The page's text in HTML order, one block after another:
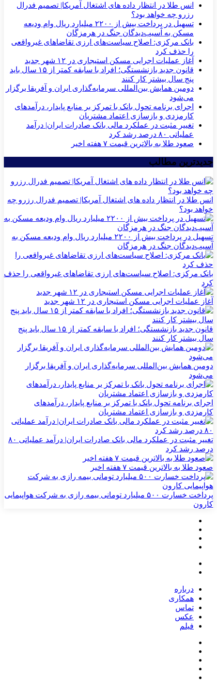
انس طلا در انتظار داده های اشتغال آمریکا| تصمیم فدرال
رزرو چه خواهد بود؟
تسهیل در پرداخت بیش از ۲۲۰۰ میلیارد ریال وام ودیعه
مسکن به آسیب‌دیدگان جنگ در هرمزگان
بانک مرکزی: اصلاح سیاست‌های ارزی تقاضاهای غیرواقعی
را حذف کرد
آغاز عملیات اجرایی مسکن استیجاری در ۱۲ شهر جدید
قانون جدید بازنشستگی؛ افراد با سابقه کمتر از ۱۵ سال باید
پنج سال بیشتر کار کنند
دومین همایش بین‌المللی سرمایه‌گذاری ایران و آفریقا برگزار
می‌شود
اجرای برنامه تحول بانک با تمرکز بر منابع پایدار، درآمدهای
کارمزدی و بازسازی اعتماد مشتریان
تغییر مثبت در عملکرد مالی بانک صادرات ایران| درآمد
عملیاتی ۸۰ درصد رشد کرد
صعود طلا به بالاترین قیمت ۷ هفته اخیر
جدیدترین مطالب
انس طلا در انتظار داده های اشتغال آمریکا| تصمیم فدرال رزرو چه
خواهد بود؟
تسهیل در پرداخت بیش از ۲۲۰۰ میلیارد ریال وام ودیعه مسکن به
آسیب‌دیدگان جنگ در هرمزگان
بانک مرکزی: اصلاح سیاست‌های ارزی تقاضاهای غیرواقعی را حذف
کرد
آغاز عملیات اجرایی مسکن استیجاری در ۱۲ شهر جدید
قانون جدید بازنشستگی؛ افراد با سابقه کمتر از ۱۵ سال باید پنج
سال بیشتر کار کنند
دومین همایش بین‌المللی سرمایه‌گذاری ایران و آفریقا برگزار
می‌شود
اجرای برنامه تحول بانک با تمرکز بر منابع پایدار، درآمدهای
کارمزدی و بازسازی اعتماد مشتریان
تغییر مثبت در عملکرد مالی بانک صادرات ایران| درآمد عملیاتی ۸۰
درصد رشد کرد
صعود طلا به بالاترین قیمت ۷ هفته اخیر
پرداخت خسارت ۵۰۰ میلیارد تومانی بیمه رازی به شرکت هواپیمایی
کارون
درباره
همکاری
تماس
عکس
فیلم